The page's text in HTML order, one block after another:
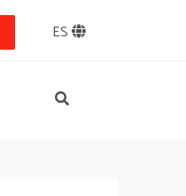
ES